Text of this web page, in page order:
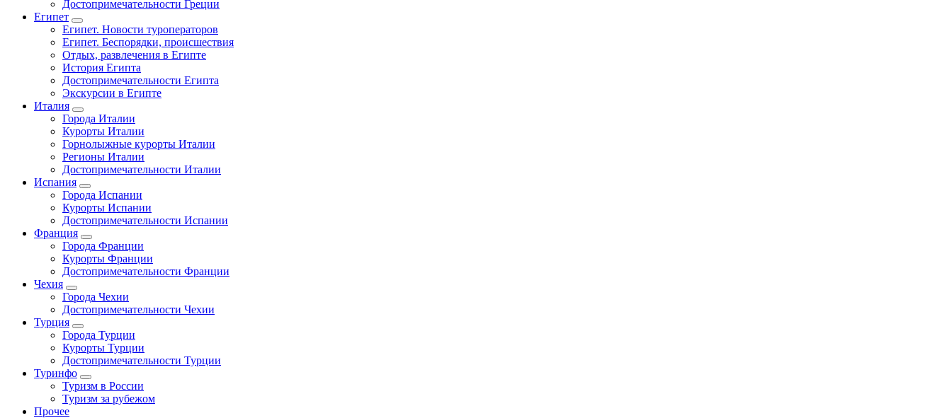
Достопримечательности Греции
Египет
Египет. Новости туроператоров
Египет. Беспорядки, происшествия
Отдых, развлечения в Египте
История Египта
Достопримечательности Египта
Экскурсии в Египте
Италия
Города Италии
Курорты Италии
Горнолыжные курорты Италии
Регионы Италии
Достопримечательности Италии
Испания
Города Испании
Курорты Испании
Достопримечательности Испании
Франция
Города Франции
Курорты Франции
Достопримечательности Франции
Чехия
Города Чехии
Достопримечательности Чехии
Турция
Города Турции
Курорты Турции
Достопримечательности Турции
Туринфо
Туризм в России
Туризм за рубежом
Прочее